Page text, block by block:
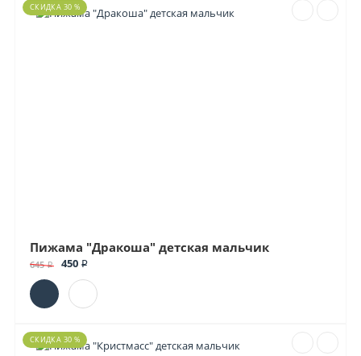
СКИДКА 30 %
Пижама "Дракоша" детская мальчик
645 ₽ 450 ₽
СКИДКА 30 %